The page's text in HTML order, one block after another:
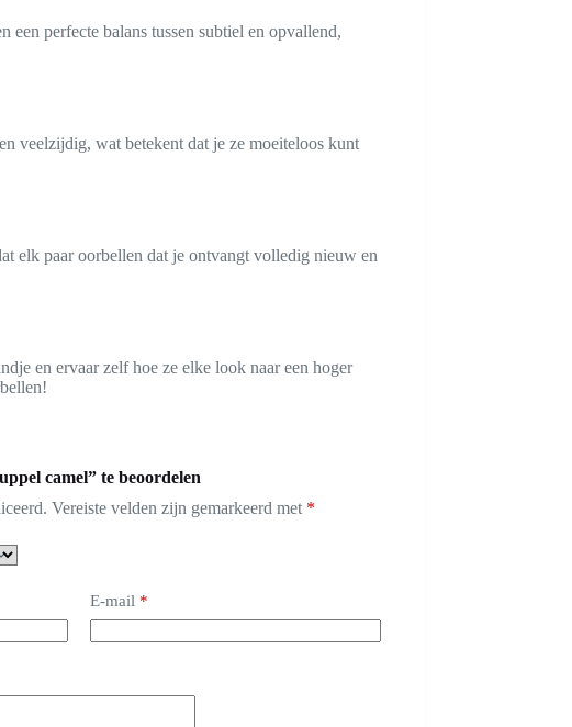
perfecte balans tussen subtiel en opvallend,
veelzijdig, wat betekent dat je ze moeiteloos kunt
elk paar oorbellen dat je ontvangt volledig nieuw en
en ervaar zelf hoe ze elke look naar een hoger
camel” te beoordelen
Vereiste velden zijn gemarkeerd met *
E-mail *